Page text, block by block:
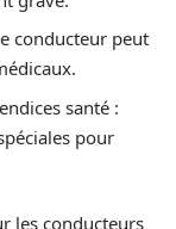
conducteur peut
santé :
pour
les conducteurs